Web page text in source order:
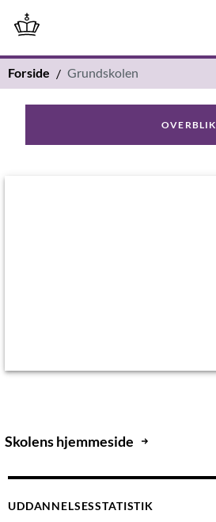
Forside Grundskolen
OVERBLIK
Skolens hjemmeside
UDDANNELSESSTATISTIK